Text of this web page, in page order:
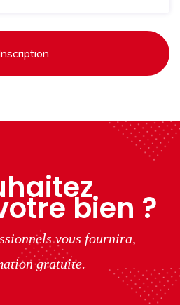
bien ?
vous fournira,
gratuite.